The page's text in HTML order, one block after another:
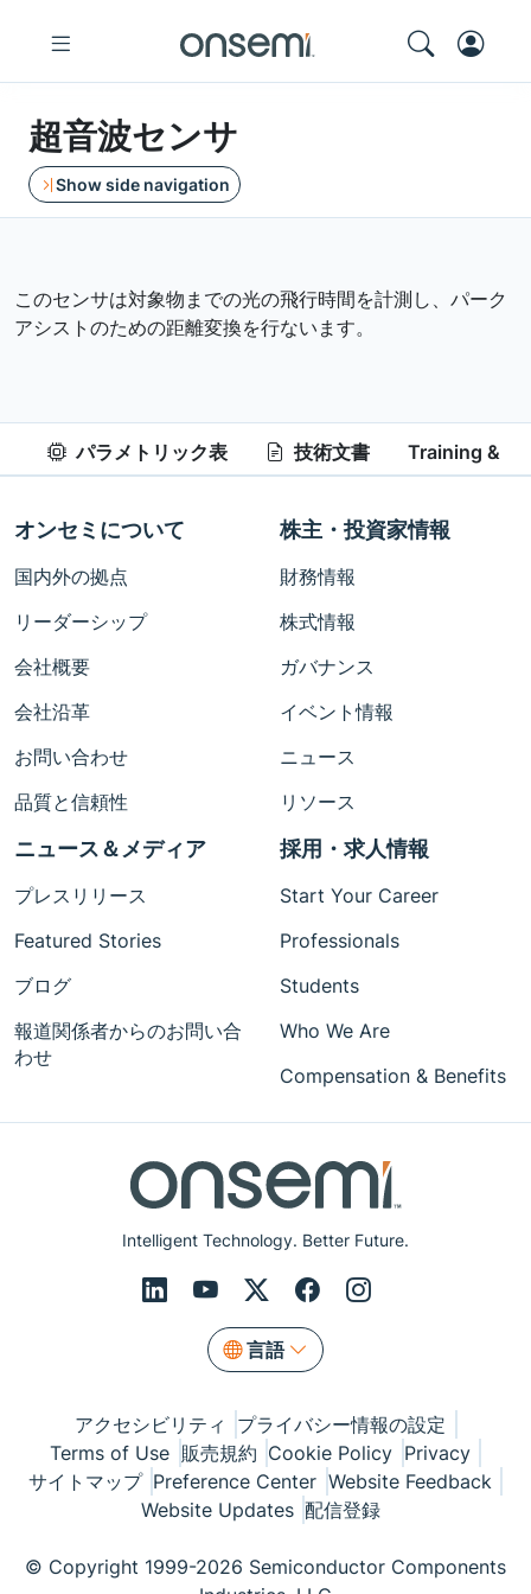
超音波センサ
Show side navigation
このセンサは対象物までの光の飛行時間を計測し、パーク
アシストのための距離変換を行ないます。
パラメトリック表 技術文書 Training &
Intelligent Technology. Better Future.
言語
オンセミについて
国内外の拠点
リーダーシップ
会社概要
会社沿革
お問い合わせ
品質と信頼性
株主・投資家情報
財務情報
株式情報
ガバナンス
イベント情報
ニュース
リソース
ニュース＆メディア
プレスリリース
Featured Stories
ブログ
報道関係者からのお問い合
わせ
採用・求人情報
Start Your Career
Professionals
Students
Who We Are
Compensation & Benefits
アクセシビリティ
プライバシー情報の設定
Terms of Use 販売規約 Cookie Policy Privacy
サイトマップ Preference Center Website Feedback
Website Updates 配信登録
© Copyright 1999-2026 Semiconductor Components